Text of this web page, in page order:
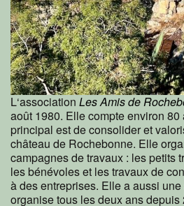
L‘association Les Amis de
août 1980. Elle compte environ
principal est de consolider et
château de Rochebonne. Elle
campagnes de travaux : les petits
les bénévoles et les travaux de
à des entreprises. Elle a aussi
organise tous les deux ans depuis